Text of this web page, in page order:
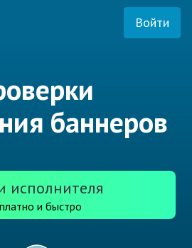
Войти
баннеров
исполнителя
и быстро